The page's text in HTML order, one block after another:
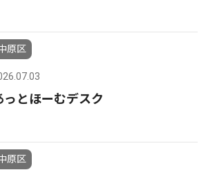
原区
っとほーむデスク
原区